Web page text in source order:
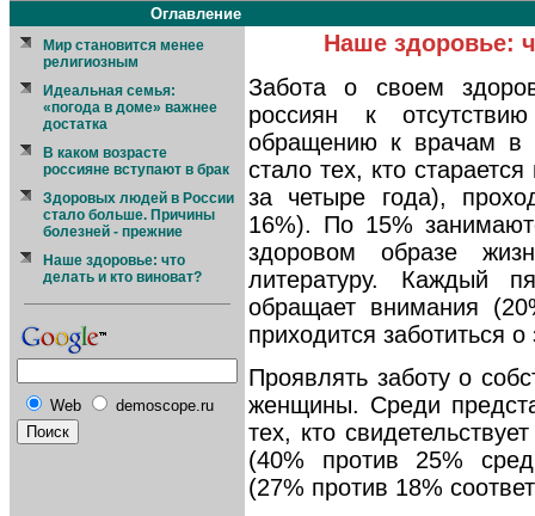
Оглавление
Мир становится менее
религиозным
Идеальная семья:
«погода в доме» важнее
достатка
В каком возрасте
россияне вступают в брак
Здоровых людей в России
стало больше. Причины
болезней - прежние
Наше здоровье: что
делать и кто виноват?
Web demoscope.ru
Наше здоровье:
Забота о своем
россиян к
обращению к врачам в
стало тех, кто
за четыре года),
16%). По 15%
здоровом образе
литературу. Каждый
обращает внимания
приходится заботиться
Проявлять заботу о
женщины. Среди
тех, кто
(40% против 25%
(27% против 18%